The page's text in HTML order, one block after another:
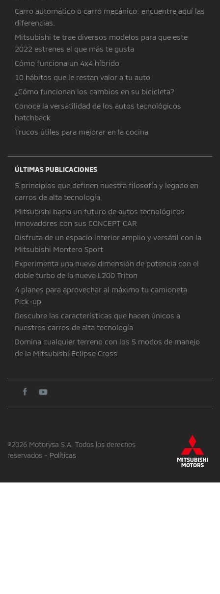
Carro automático o carro mecánico: encuentre aquí las
diferencias.
Mitsubishi te trae diversos modelos para que este
2022 estrenes el que más te gusta
Cómo funciona un 4x4 híbrido
10 hábitos que le restan valor a tu auto
¿Cómo funcionan los cambios en su bicicleta?
Conoce la versatilidad de los autos tecnológicos
hatchback
Trucos útiles para mejorar en la cocina
ÚLTIMAS PUBLICACIONES
5 principios que definen nuestra filosofía y legado en
carros de alta tecnología
Mitsubishi hacia un futuro de autos tecnológicos
innovadores con sus CONCEPT CAR
Disfruta de un espacio interior amplio y versátil con la
Mitsubishi Montero Sport
Experimenta una nueva dimensión de potencia con el
doble turbo de la nueva L200 Triton
4 planes para aprovechar al máximo tu camioneta
Pick-up
Descubre las características que hacen únicos a
nuestros carros de alta tecnología
Domina cualquier terreno con los 5 modos de manejo
de la Mitsubishi Eclipse Cross
©2026 Motorysa S.A. Todos los derechos
reservados - Políticas